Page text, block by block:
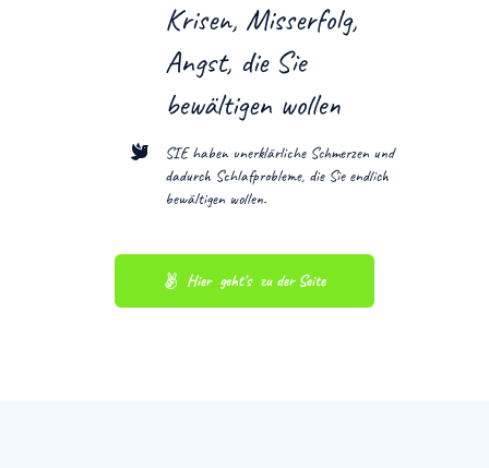
Krisen, Misserfolg,
Angst, die Sie
bewältigen wollen
SIE haben unerklärliche Schmerzen und
dadurch Schlafprobleme, die Sie endlich
bewältigen wollen.
Hier  geht's  zu der Seite